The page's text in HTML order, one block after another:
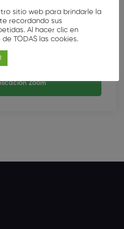
cuenta atrás se muestra
horaria local.
reunión a través de la
Zoom
sitio web para brindarle la
recordando sus
Al hacer clic en
TODAS las cookies.